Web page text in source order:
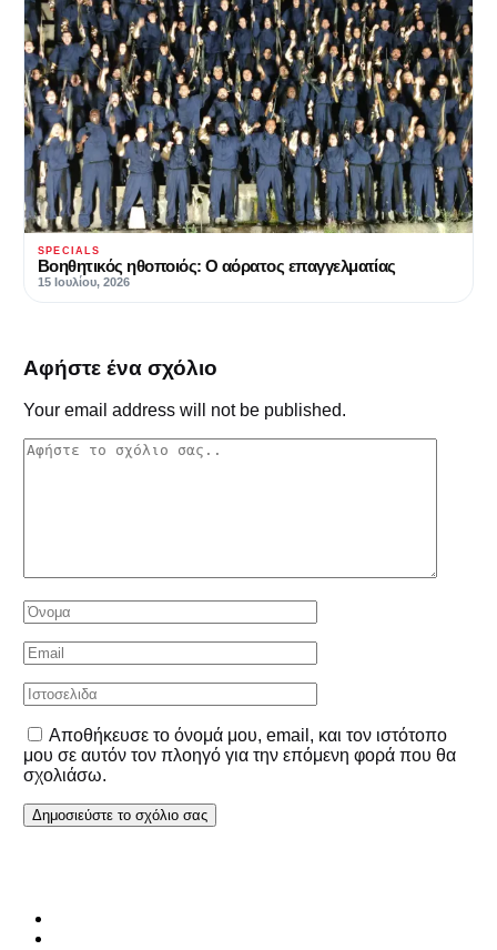
SPECIALS
Βοηθητικός ηθοποιός: Ο αόρατος επαγγελματίας
15 Ιουλίου, 2026
Αφήστε ένα σχόλιο
Your email address will not be published.
Αποθήκευσε το όνομά μου, email, και τον ιστότοπο
μου σε αυτόν τον πλοηγό για την επόμενη φορά που θα
σχολιάσω.